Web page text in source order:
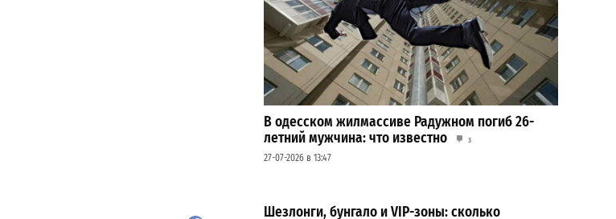
В одесском жилмассиве Радужном погиб 26-
летний мужчина: что известно
3
27-07-2026 в 13:47
Шезлонги, бунгало и VIP-зоны: сколько